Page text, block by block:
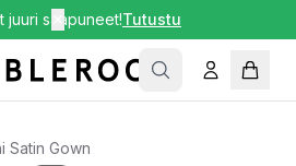
juuri saapuneet!Tutustu
Satin Gown